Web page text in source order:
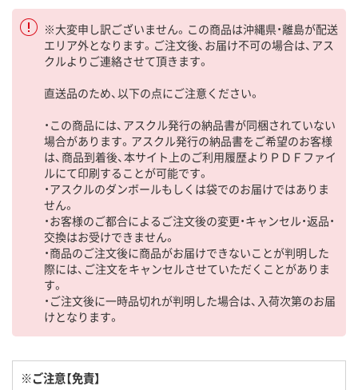
※大変申し訳ございません。この商品は沖縄県・離島が配送
エリア外となります。ご注文後、お届け不可の場合は、アス
クルよりご連絡させて頂きます。
直送品のため、以下の点にご注意ください。
・この商品には、アスクル発行の納品書が同梱されていない
場合があります。アスクル発行の納品書をご希望のお客様
は、商品到着後、本サイト上のご利用履歴よりＰＤＦファイ
ルにて印刷することが可能です。
・アスクルのダンボールもしくは袋でのお届けではありま
せん。
・お客様のご都合によるご注文後の変更・キャンセル・返品・
交換はお受けできません。
・商品のご注文後に商品がお届けできないことが判明した
際には、ご注文をキャンセルさせていただくことがありま
す。
・ご注文後に一時品切れが判明した場合は、入荷次第のお届
けとなります。
※ご注意【免責】